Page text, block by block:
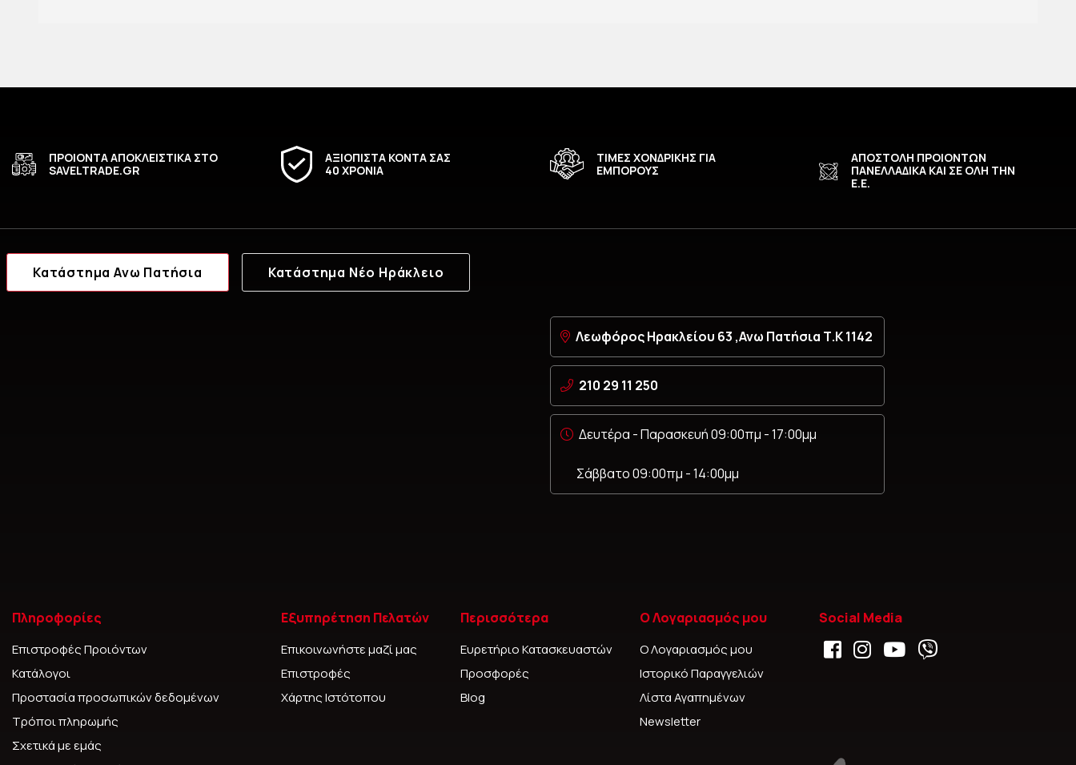
ΠΡΟΙΟΝΤΑ ΑΠΟΚΛΕΙΣΤΙΚΑ ΣΤΟ
SAVELTRADE.GR
ΑΞΙΟΠΙΣΤΑ ΚΟΝΤΑ ΣΑΣ
40 ΧΡΟΝΙΑ
ΤΙΜΕΣ ΧΟΝΔΡΙΚΗΣ ΓΙΑ
ΕΜΠΟΡΟΥΣ
ΑΠΟΣΤΟΛΗ ΠΡΟΙΟΝΤΩΝ
ΠΑΝΕΛΛΑΔΙΚΑ ΚΑΙ ΣΕ ΟΛΗ ΤΗΝ
Ε.Ε.
Κατάστημα Ανω Πατήσια Κατάστημα Νέο Ηράκλειο
Λεωφόρος Ηρακλείου 63 ,Ανω Πατήσια Τ.Κ 1142
210 29 11 250
Δευτέρα - Παρασκευή 09:00πμ - 17:00μμ
Σάββατο 09:00πμ - 14:00μμ
Πληροφορίες
Επιστροφές Προιόντων
Κατάλογοι
Προστασία προσωπικών δεδομένων
Τρόποι πληρωμής
Σχετικά με εμάς
Εξυπηρέτηση Πελατών
Επικοινωνήστε μαζί μας
Επιστροφές
Χάρτης Ιστότοπου
Περισσότερα
Ευρετήριο Κατασκευαστών
Προσφορές
Blog
Ο Λογαριασμός μου
Ο Λογαριασμός μου
Ιστορικό Παραγγελιών
Λίστα Αγαπημένων
Newsletter
Social Media